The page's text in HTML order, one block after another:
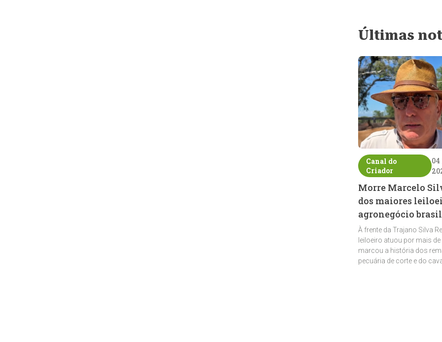
Últimas
Canal do
Criador
04
Morre Marcelo
dos maiores
agronegócio
À frente da Trajano Silva
leiloeiro atuou por mais
marcou a história dos
pecuária de corte e do